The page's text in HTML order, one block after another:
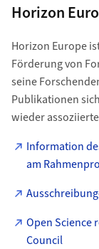
Horizon
Horizon Europe
Förderung von
seine
Publikationen
wieder
Information
am
Open Science
Council